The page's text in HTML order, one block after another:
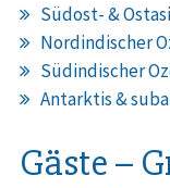
Südost- &
Nordindischer
Südindischer
Antarktis &
Gäste –